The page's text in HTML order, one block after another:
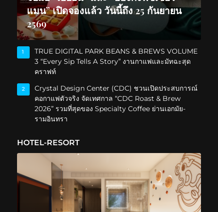
แมน” เปิดจองแล้ว วันนี้ถึง 25 กันยายน
2569
1
TRUE DIGITAL PARK BEANS & BREWS VOLUME
3 “Every Sip Tells A Story” งานกาแฟและมัทฉะสุด
คราฟท์
2
Crystal Design Center (CDC) ชวนเปิดประสบการณ์
คอกาแฟตัวจริง จัดเทศกาล “CDC Roast & Brew
2026” รวมที่สุดของ Specialty Coffee ย่านเอกมัย-
รามอินทรา
HOTEL-RESORT